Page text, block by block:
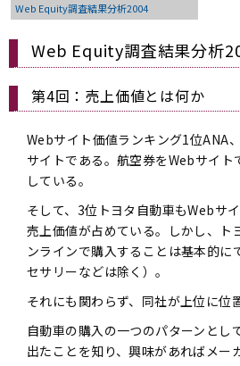
Web Equity調査結果分析2004
Web Equity調査結果分析
第4回：売上価値とは何か
Webサイト価値ランキング1位ANA
サイトである。航空券をWebサイト
している。
そして、3位トヨタ自動車もWebサ
売上価値が占めている。しかし、ト
ンラインで購入することは基本的に
セサリーなどは除く）。
それにも関わらず、同社が上位に位
自動車の購入の一つのパターンとし
出たことを知り、興味があればメー